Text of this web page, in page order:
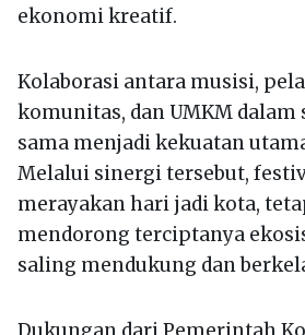
ekonomi kreatif.
Kolaborasi antara musisi,
komunitas, dan UMKM dalam
sama menjadi kekuatan
Melalui sinergi tersebut,
merayakan hari jadi kota,
mendorong terciptanya
saling mendukung dan
Dukungan dari Pemerintah